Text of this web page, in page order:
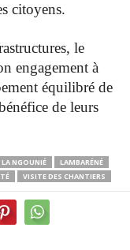
citoyens.
le
engagement à
équilibré de
de leurs
LA NGOUNIÉ
LAMBARÉNÉ
VISITE DES CHANTIERS